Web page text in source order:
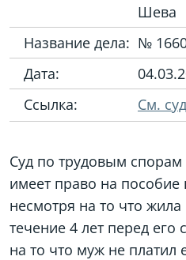
Шева
Название дела: №
Дата:
Ссылка:
См.
Суд по трудовым спорам
имеет право на
несмотря на то что
течение 4 лет перед
на то что муж не платил